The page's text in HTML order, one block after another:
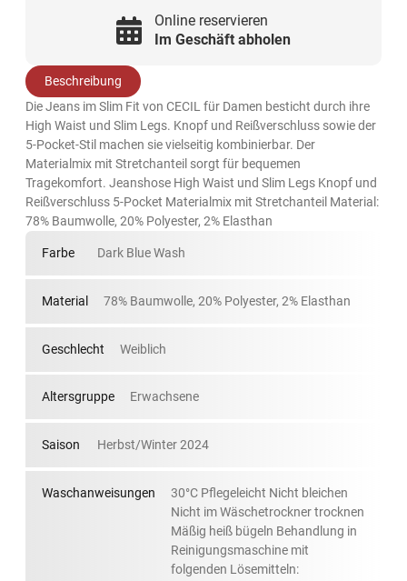
Online reservieren
Im Geschäft abholen
Beschreibung
Die Jeans im Slim Fit von CECIL für Damen besticht durch ihre
High Waist und Slim Legs. Knopf und Reißverschluss sowie der
5-Pocket-Stil machen sie vielseitig kombinierbar. Der
Materialmix mit Stretchanteil sorgt für bequemen
Tragekomfort. Jeanshose High Waist und Slim Legs Knopf und
Reißverschluss 5-Pocket Materialmix mit Stretchanteil Material:
78% Baumwolle, 20% Polyester, 2% Elasthan
Farbe Dark Blue Wash
Material 78% Baumwolle, 20% Polyester, 2% Elasthan
Geschlecht Weiblich
Altersgruppe Erwachsene
Saison Herbst/Winter 2024
Waschanweisungen
30°C Pflegeleicht Nicht bleichen
Nicht im Wäschetrockner trocknen
Mäßig heiß bügeln Behandlung in
Reinigungsmaschine mit
folgenden Lösemitteln: